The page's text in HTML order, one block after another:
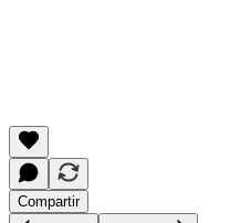
Compartir